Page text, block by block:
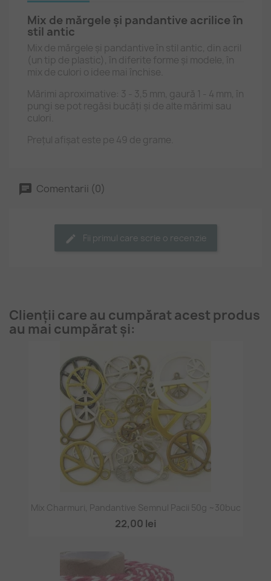
Mix de mărgele și pandantive acrilice în
stil antic
Mix de mărgele și pandantive în stil antic, din acril
(un tip de plastic), în diferite forme și modele, în
mix de culori o idee mai închise.
Mărimi aproximative: 3 - 3,5 mm, gaură 1 - 4 mm, în
pungi se pot regăsi bucăți și de alte mărimi sau
culori.
Prețul afișat este pe 49 de grame.
Comentarii (0)
Fii primul care scrie o recenzie
Clienții care au cumpărat acest produs
au mai cumpărat și:
Mix Charmuri, Pandantive Semnul Pacii 50g ~30buc
22,00 lei